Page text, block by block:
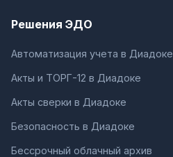
Решения ЭДО
Автоматизация учета в Диадоке
Акты и ТОРГ-12 в Диадоке
Акты сверки в Диадоке
Безопасность в Диадоке
Бессрочный облачный архив